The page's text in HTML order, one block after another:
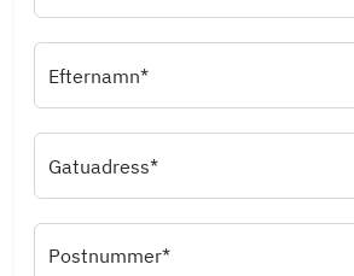
Efternamn*
Gatuadress*
Postnummer*